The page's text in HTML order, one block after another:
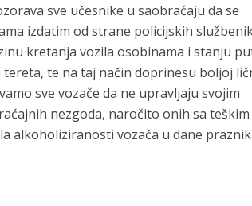
sve učesnike u saobraćaju da se
izdatim od strane policijskih
kretanja vozila osobinama i stanju
te na taj način doprinesu boljoj
sve vozače da ne upravljaju svojim
nezgoda, naročito onih sa teškim
alkoholiziranosti vozača u dane